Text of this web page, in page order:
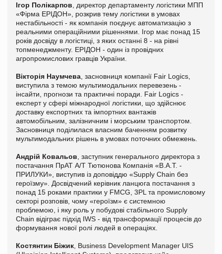
Ігор Полікарпов , директор департаменту логістики МПП
«Фірма ЕРІДОН», розкрив тему логістики в умовах
нестабільності - як компанія поєднує автоматизацію з
реальними операційними рішеннями. Ігор має понад 15
років досвіду в логістиці, з яких останні 8 - на рівні
топменеджменту. ЕРІДОН - один із провідних
агропромислових гравців України.
Вікторія Наумчева , засновниця компанії Fair Logics,
виступила з темою мультимодальних перевезень -
інсайти, прогнози та практичні поради. Fair Logics -
експерт у сфері міжнародної логістики, що здійснює
доставку експортних та імпортних вантажів
автомобільним, залізничним і морським транспортом.
Засновниця поділилася власним баченням розвитку
мультимодальних рішень в умовах поточних обмежень.
Андрій Ковальов , заступник генерального директора з
постачання ПрАТ А/Т Тютюнова Компанія «В.А.Т. -
ПРИЛУКИ», виступив із доповіддю «Supply Chain без
героїзму». Досвідчений керівник ланцюга постачання з
понад 15 роками практики у FMCG, 3PL та промисловому
секторі розповів, чому «героїзм» є системною
проблемою, і яку роль у побудові стабільного Supply
Chain відіграє підхід IWS - від трансформації процесів до
формування нової ролі людей в операціях.
Костянтин Біжик , Business Development Manager UIS